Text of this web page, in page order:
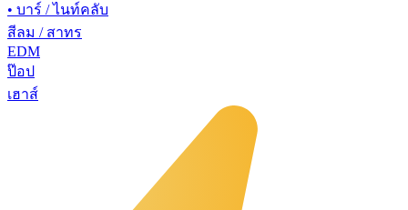
• บาร์ / ไนท์คลับ
สีลม / สาทร
EDM
ป๊อป
เฮาส์